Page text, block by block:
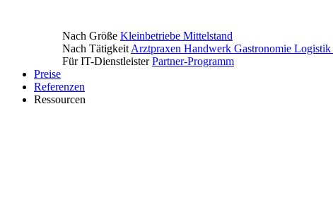
Nach Größe Kleinbetriebe Mittelstand
Nach Tätigkeit Arztpraxen Handwerk Gastronomie Logistik
Für IT-DienstleisterPartner-Programm
Preise
Referenzen
Ressourcen